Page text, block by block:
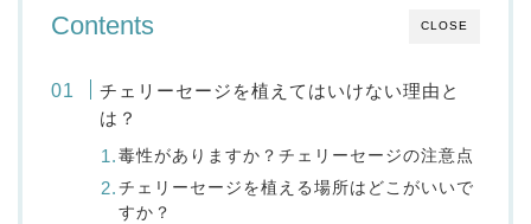
CLOSE
Contents
チェリーセージを植えてはいけない理由と
は？
毒性がありますか？チェリーセージの注意点
チェリーセージを植える場所はどこがいいで
すか？